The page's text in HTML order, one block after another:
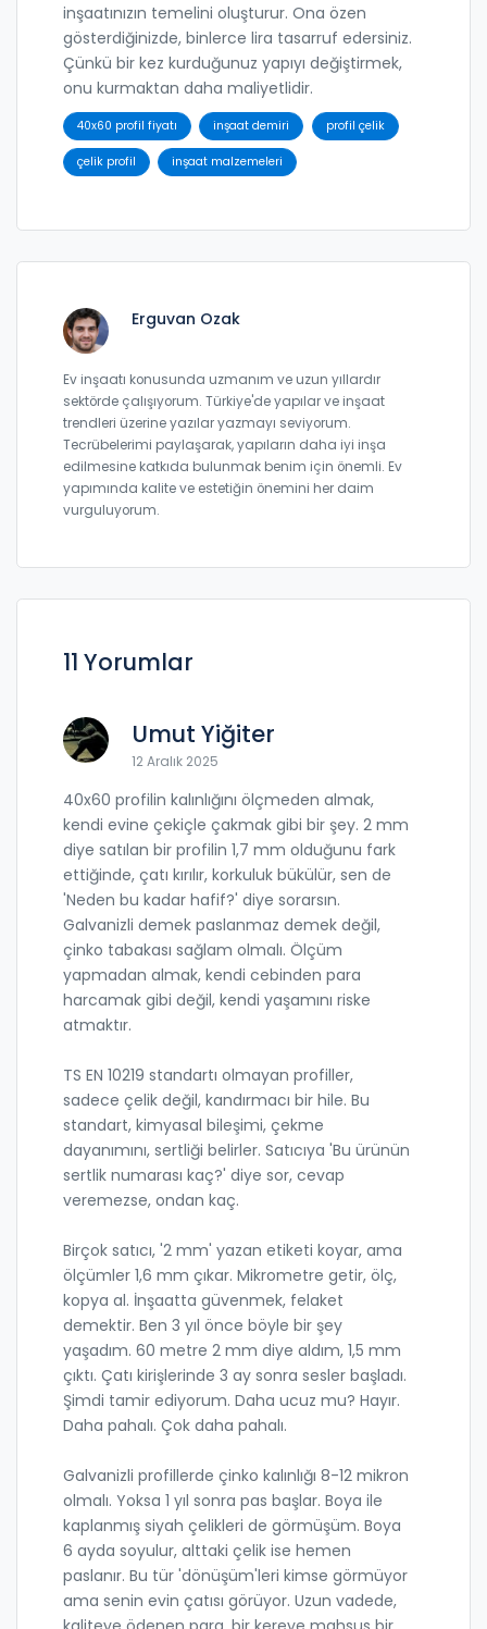
inşaatınızın temelini oluşturur. Ona özen
gösterdiğinizde, binlerce lira tasarruf edersiniz.
Çünkü bir kez kurduğunuz yapıyı değiştirmek,
onu kurmaktan daha maliyetlidir.
40x60 profil fiyatı inşaat demiri profil çelik
çelik profil inşaat malzemeleri
Erguvan Ozak
Ev inşaatı konusunda uzmanım ve uzun yıllardır
sektörde çalışıyorum. Türkiye'de yapılar ve inşaat
trendleri üzerine yazılar yazmayı seviyorum.
Tecrübelerimi paylaşarak, yapıların daha iyi inşa
edilmesine katkıda bulunmak benim için önemli. Ev
yapımında kalite ve estetiğin önemini her daim
vurguluyorum.
11 Yorumlar
Umut Yiğiter
12 Aralık 2025
40x60 profilin kalınlığını ölçmeden almak,
kendi evine çekiçle çakmak gibi bir şey. 2 mm
diye satılan bir profilin 1,7 mm olduğunu fark
ettiğinde, çatı kırılır, korkuluk bükülür, sen de
'Neden bu kadar hafif?' diye sorarsın.
Galvanizli demek paslanmaz demek değil,
çinko tabakası sağlam olmalı. Ölçüm
yapmadan almak, kendi cebinden para
harcamak gibi değil, kendi yaşamını riske
atmaktır.
TS EN 10219 standartı olmayan profiller,
sadece çelik değil, kandırmacı bir hile. Bu
standart, kimyasal bileşimi, çekme
dayanımını, sertliği belirler. Satıcıya 'Bu ürünün
sertlik numarası kaç?' diye sor, cevap
veremezse, ondan kaç.
Birçok satıcı, '2 mm' yazan etiketi koyar, ama
ölçümler 1,6 mm çıkar. Mikrometre getir, ölç,
kopya al. İnşaatta güvenmek, felaket
demektir. Ben 3 yıl önce böyle bir şey
yaşadım. 60 metre 2 mm diye aldım, 1,5 mm
çıktı. Çatı kirişlerinde 3 ay sonra sesler başladı.
Şimdi tamir ediyorum. Daha ucuz mu? Hayır.
Daha pahalı. Çok daha pahalı.
Galvanizli profillerde çinko kalınlığı 8-12 mikron
olmalı. Yoksa 1 yıl sonra pas başlar. Boya ile
kaplanmış siyah çelikleri de görmüşüm. Boya
6 ayda soyulur, alttaki çelik ise hemen
paslanır. Bu tür 'dönüşüm'leri kimse görmüyor
ama senin evin çatısı görüyor. Uzun vadede,